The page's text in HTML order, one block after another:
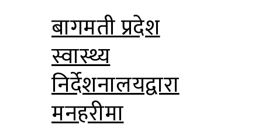
बागमती प्रदेश
स्वास्थ्य
निर्देशनालयद्वारा
मनहरीमा